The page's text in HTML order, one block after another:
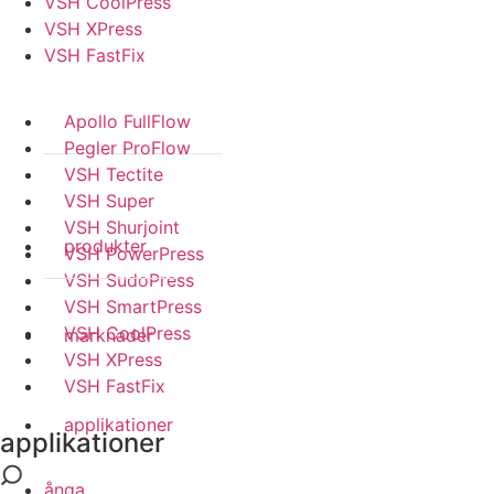
produkter
marknader
applikationer
VSH XPress
VSH FastFix
Apollo FullFlow
Pegler ProFlow
VSH Tectite
VSH Super
VSH Shurjoint
VSH PowerPress
VSH SudoPress
VSH SmartPress
VSH CoolPress
VSH XPress
VSH FastFix
applikationer
ånga